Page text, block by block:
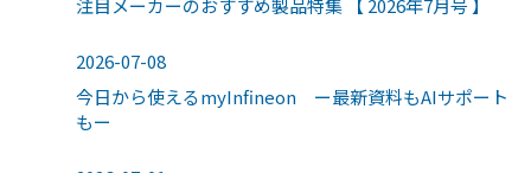
注目メーカーのおすすめ製品特集 【 2026年7月号 】
2026-07-08
今日から使えるmyInfineon ー最新資料もAIサポート
もー